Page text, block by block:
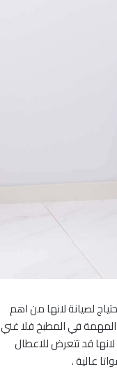
لصيانة لانها من اهم
المهمة في المطبخ فلا غني
قد تتعرض للاعطال
عالية .